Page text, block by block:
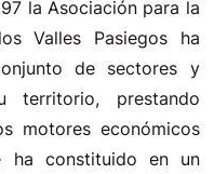
la Asociación para la
Valles Pasiegos ha
de sectores y
territorio, prestando
motores económicos
ha constituido en un